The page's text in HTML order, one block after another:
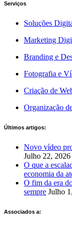
Serviços
Soluções
Marketing
Branding e
Fotografia e
Criação de
Organização
Últimos artigos:
Novo vídeo
Julho 22, 2026
O que a
economia da
O fim da era
sempre Julho
Associados a: